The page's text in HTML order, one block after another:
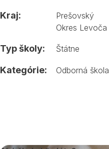
Kraj:
Prešovský
Okres Levoča
Typ školy: Štátne
Kategórie: Odborná škola